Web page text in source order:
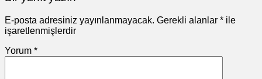
E-posta adresiniz yayınlanmayacak. Gerekli alanlar * ile
işaretlenmişlerdir
Yorum *